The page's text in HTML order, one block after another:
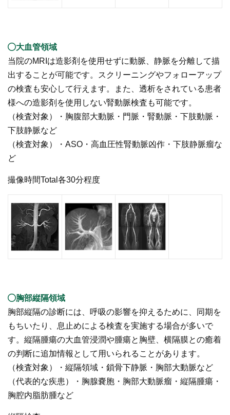
大血管領域
当院のMRIは造影剤を使用せずに動脈、静脈を分離して描
出することが可能です。スクリーニングやフォローアップ
の検査も安心して行えます。また、透析をされている患者
様への造影剤を使用しない腎動脈検査も可能です。
（検査対象）・胸腹部大動脈・門脈・腎動脈・下肢動脈・
下肢静脈など
（検査対象）・ASO・高血圧性腎動脈凶作・下肢静脈瘤な
ど
撮像時間Total各30分程度
胸部縦隔領域
胸部縦隔の診断には、呼吸の影響を抑えるために、同期を
もちいたり、息止めによる検査を実施する場合が多いで
す。縦隔腫瘍の大血管浸潤や腫瘍と胸壁、横隔膜との癒着
の判断に追加情報として用いられることがあります。
（検査対象）・縦隔領域・鎖骨下静脈・胸部大動脈など
（代表的な疾患）・胸腺嚢胞・胸部大動脈瘤・縦隔腫瘍・
胸腔内脂肪腫など